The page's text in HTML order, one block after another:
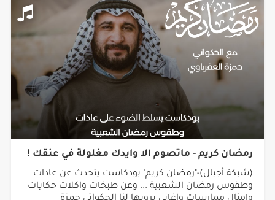
رمضان كريم - ماتصوم الا وايدك مغلولة في عنقك !
(شبكة أجيال)-"رمضان كريم" بودكاست يتحدث عن عادات
وطقوس رمضان الشعبية ... وعن طبخات واكلات حكايات